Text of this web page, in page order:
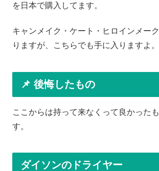
を日本で購入してます。
キャンメイク・ケート・ヒロインメー
りますが、こちらでも手に入りますよ。
📌 後悔したもの
ここからは持って来なくって良かった
す。
ダイソンのドライヤー